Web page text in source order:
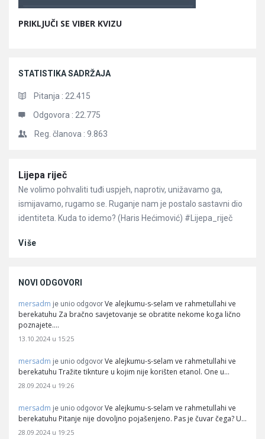
PRIKLJUČI SE VIBER KVIZU
STATISTIKA SADRŽAJA
Pitanja : 22.415
Odgovora : 22.775
Reg. članova : 9.863
Članci
Lijepa riječ
Ne volimo pohvaliti tuđi uspjeh, naprotiv, unižavamo ga,
ismijavamo, rugamo se. Ruganje nam je postalo sastavni dio
identiteta. Kuda to idemo? (Haris Hećimović) #Lijepa_riječ
Više
NOVI ODGOVORI
mersadm je unio odgovor Ve alejkumu-s-selam ve rahmetullahi ve
berekatuhu Za bračno savjetovanje se obratite nekome koga lično
poznajete.…
13.10.2024 u 15:25
mersadm je unio odgovor Ve alejkumu-s-selam ve rahmetullahi ve
berekatuhu Tražite tiknture u kojim nije korišten etanol. One u…
28.09.2024 u 19:26
mersadm je unio odgovor Ve alejkumu-s-selam ve rahmetullahi ve
berekatuhu Pitanje nije dovoljno pojašenjeno. Pas je čuvar čega? U…
28.09.2024 u 19:25